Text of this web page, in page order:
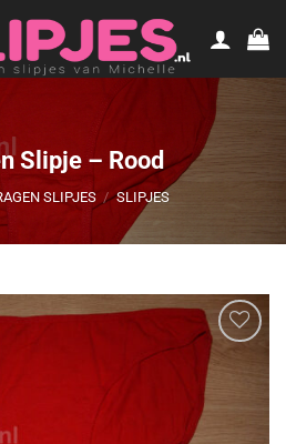
Slipje – Rood
SLIPJES / SLIPJES
Aan
verlanglijst
toevoegen